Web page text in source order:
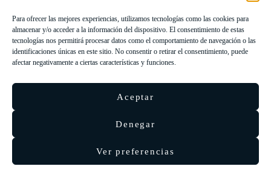
Para ofrecer las mejores experiencias, utilizamos tecnologías como las cookies para
almacenar y/o acceder a la información del dispositivo. El consentimiento de estas
tecnologías nos permitirá procesar datos como el comportamiento de navegación o las
identificaciones únicas en este sitio. No consentir o retirar el consentimiento, puede
afectar negativamente a ciertas características y funciones.
Aceptar
Denegar
Ver preferencias
LIBRERÍA UNIVERSITARIA LEÓN 1980 SLL ha sido
beneficiaria de Fondos Europeos, cuyo objetivo es la mejora de la
competitividad de las PYMES, y gracias al cual ha puesto en
Para ello ha contado con el apoyo del Programa Pyme Digital de la
Cámara de Comercio de León.